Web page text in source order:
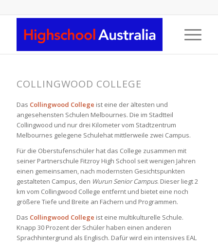
COLLINGWOOD COLLEGE
Das Collingwood College ist eine der ältesten und
angesehensten Schulen Melbournes. Die im Stadtteil
Collingwood und nur drei Kilometer vom Stadtzentrum
Melbournes gelegene Schulehat mittlerweile zwei Campus.
Für die Oberstufenschüler hat das College zusammen mit
seiner Partnerschule Fitzroy High School seit wenigen Jahren
einen gemeinsamen, nach modernsten Gesichtspunkten
gestalteten Campus, den Wurun Senior Campus. Dieser liegt 2
km vom Collingwood College entfernt und bietet eine noch
größere Tiefe und Breite an Fächern und Programmen.
Das Collingwood College ist eine multikulturelle Schule.
Knapp 30 Prozent der Schüler haben einen anderen
Sprachhintergrund als Englisch. Dafür wird ein intensives EAL